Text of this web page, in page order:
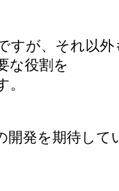
すが、それ以
な役割を
開発を期待して